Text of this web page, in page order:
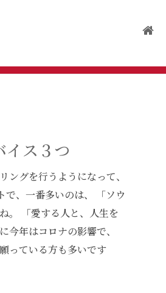
イス３つ
ングを行うようになって、
で、一番多いのは、 「ソウ
。 「愛する人と、人生を
年はコロナの影響で、
っている方も多いです